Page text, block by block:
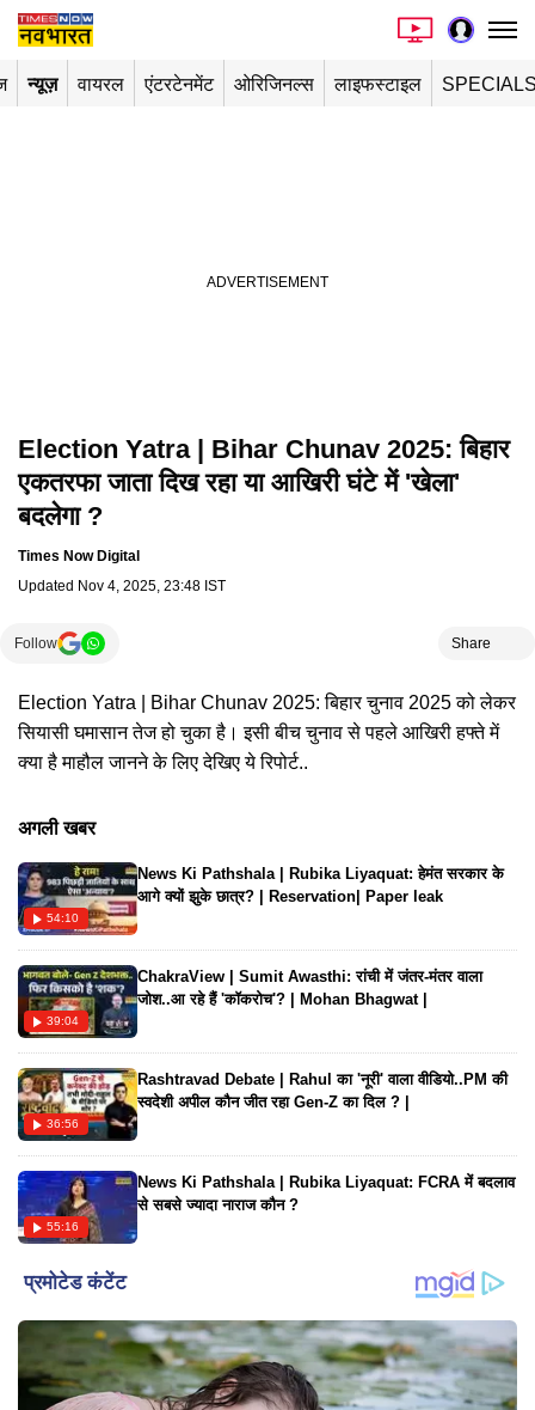
न्यूज़ वायरल एंटरटेनमेंट ओरिजिनल्स लाइफस्टाइल
Playing in picture-in-picture
Election Yatra | Bihar Chunav 2025: बिहार
एकतरफा जाता दिख रहा या आखिरी घंटे में 'खेला'
बदलेगा ?
Times Now Digital
Updated Nov 4, 2025, 23:48 IST
Follow Share
Election Yatra | Bihar Chunav 2025: बिहार चुनाव 2025 को लेकर
सियासी घमासान तेज हो चुका है। इसी बीच चुनाव से पहले आखिरी हफ्ते में
क्या है माहौल जानने के लिए देखिए ये रिपोर्ट..
अगली खबर
54:10
News Ki Pathshala | Rubika Liyaquat: हेमंत सरकार के
आगे क्यों झुके छात्र? | Reservation| Paper leak
39:04
ChakraView | Sumit Awasthi: रांची में जंतर-मंतर वाला
जोश..आ रहे हैं 'कॉकरोच'? | Mohan Bhagwat |
36:56
Rashtravad Debate | Rahul का 'नूरी' वाला वीडियो..PM की
स्वदेशी अपील कौन जीत रहा Gen-Z का दिल ? |
55:16
News Ki Pathshala | Rubika Liyaquat: FCRA में बदलाव
से सबसे ज्यादा नाराज कौन ?